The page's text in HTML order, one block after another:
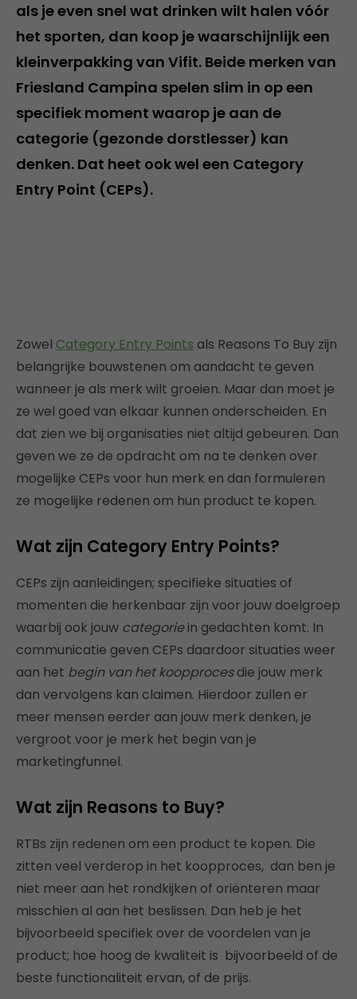
als je even snel wat drinken wilt halen vóór
het sporten, dan koop je waarschijnlijk een
kleinverpakking van Vifit. Beide merken van
Friesland Campina spelen slim in op een
specifiek moment waarop je aan de
categorie (gezonde dorstlesser) kan
denken. Dat heet ook wel een Category
Entry Point (CEPs).
Zowel Category Entry Points als Reasons To Buy zijn
belangrijke bouwstenen om aandacht te geven
wanneer je als merk wilt groeien. Maar dan moet je
ze wel goed van elkaar kunnen onderscheiden. En
dat zien we bij organisaties niet altijd gebeuren. Dan
geven we ze de opdracht om na te denken over
mogelijke CEPs voor hun merk en dan formuleren
ze mogelijke redenen om hun product te kopen.
Wat zijn Category Entry Points?
CEPs zijn aanleidingen; specifieke situaties of
momenten die herkenbaar zijn voor jouw doelgroep
waarbij ook jouw categoriein gedachten komt. In
communicatie geven CEPs daardoor situaties weer
aan het begin van het koopprocesdie jouw merk
dan vervolgens kan claimen. Hierdoor zullen er
meer mensen eerder aan jouw merk denken, je
vergroot voor je merk het begin van je
marketingfunnel.
Wat zijn Reasons to Buy?
RTBs zijn redenen om een product te kopen. Die
zitten veel verderop in het koopproces, dan ben je
niet meer aan het rondkijken of oriënteren maar
misschien al aan het beslissen. Dan heb je het
bijvoorbeeld specifiek over de voordelen van je
product; hoe hoog de kwaliteit is bijvoorbeeld of de
beste functionaliteit ervan, of de prijs.